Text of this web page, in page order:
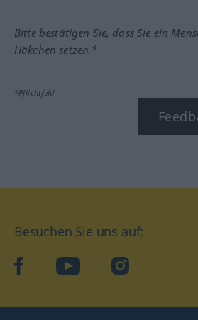
Bitte bestätigen Sie, dass Sie ein
Häkchen setzen.*
*Pflichtfeld
Besuchen Sie uns auf:
facebookYouTube Instagram